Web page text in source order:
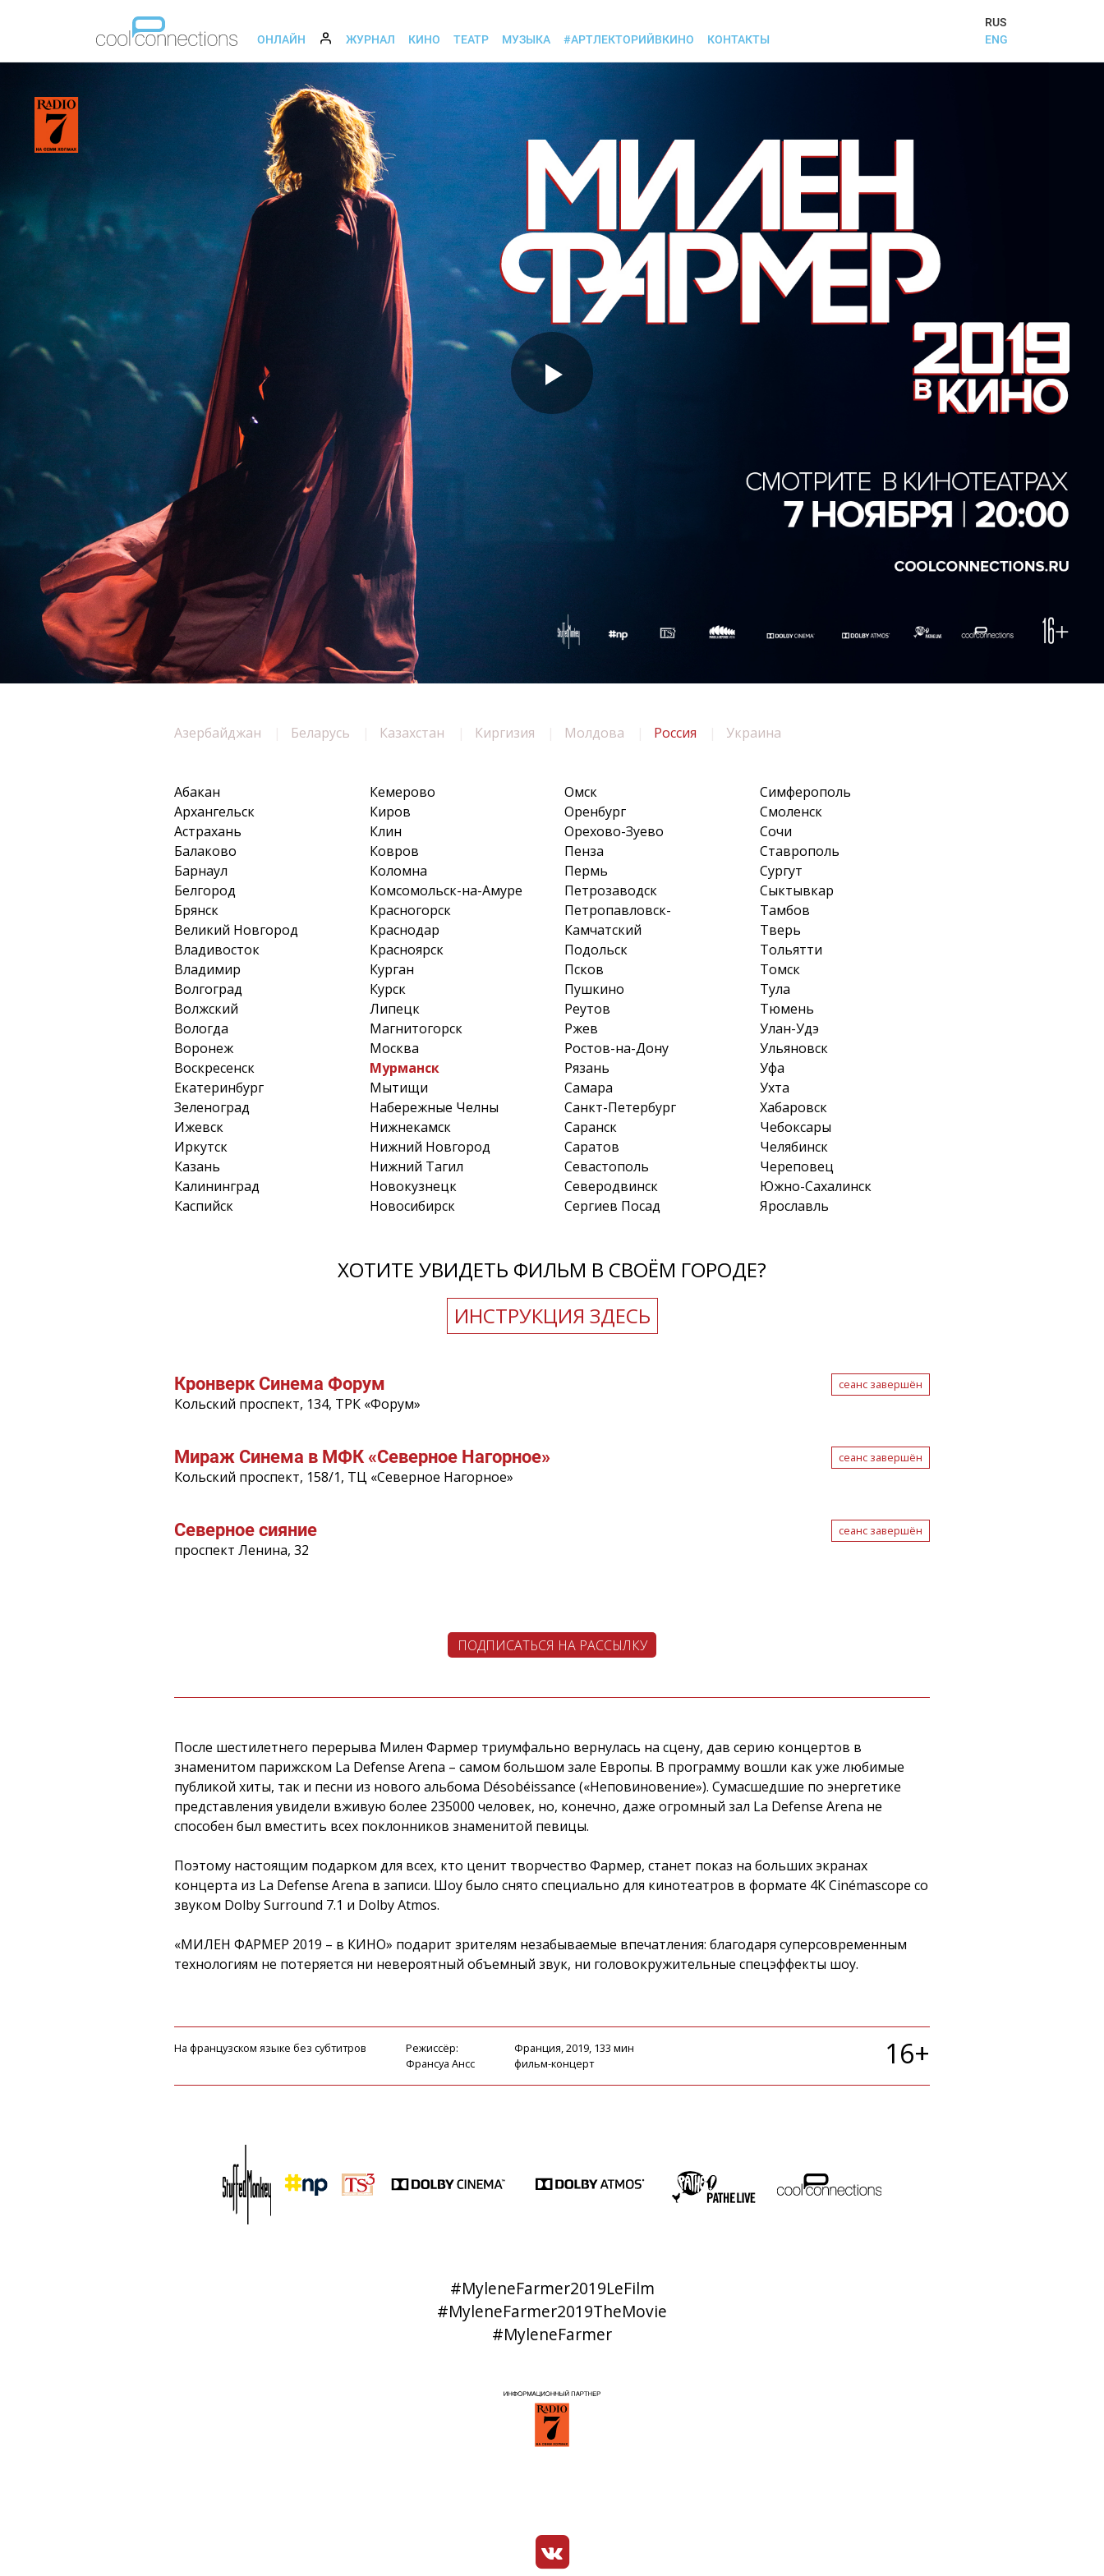
ОНЛАЙН ЖУРНАЛ КИНО ТЕАТР МУЗЫКА #АРТЛЕКТОРИЙВКИНО КОНТАКТЫ
RUS
ENG
Азербайджан Беларусь Казахстан Киргизия Молдова Россия Украина
Абакан
Архангельск
Астрахань
Балаково
Барнаул
Белгород
Брянск
Великий Новгород
Владивосток
Владимир
Волгоград
Волжский
Вологда
Воронеж
Воскресенск
Екатеринбург
Зеленоград
Ижевск
Иркутск
Казань
Калининград
Каспийск
Кемерово
Киров
Клин
Ковров
Коломна
Комсомольск-на-Амуре
Красногорск
Краснодар
Красноярск
Курган
Курск
Липецк
Магнитогорск
Москва
Мурманск
Мытищи
Набережные Челны
Нижнекамск
Нижний Новгород
Нижний Тагил
Новокузнецк
Новосибирск
Омск
Оренбург
Орехово-Зуево
Пенза
Пермь
Петрозаводск
Петропавловск-
Камчатский
Подольск
Псков
Пушкино
Реутов
Ржев
Ростов-на-Дону
Рязань
Самара
Санкт-Петербург
Саранск
Саратов
Севастополь
Северодвинск
Сергиев Посад
Симферополь
Смоленск
Сочи
Ставрополь
Сургут
Сыктывкар
Тамбов
Тверь
Тольятти
Томск
Тула
Тюмень
Улан-Удэ
Ульяновск
Уфа
Ухта
Хабаровск
Чебоксары
Челябинск
Череповец
Южно-Сахалинск
Ярославль
ХОТИТЕ УВИДЕТЬ ФИЛЬМ В СВОЁМ ГОРОДЕ?
ИНСТРУКЦИЯ ЗДЕСЬ
Кронверк Синема Форум
Кольский проспект, 134, ТРК «Форум»
сеанс завершён
Мираж Синема в МФК «Северное Нагорное»
Кольский проспект, 158/1, ТЦ «Северное Нагорное»
сеанс завершён
Северное сияние
проспект Ленина, 32
сеанс завершён
ПОДПИСАТЬСЯ НА РАССЫЛКУ
После шестилетнего перерыва Милен Фармер триумфально вернулась на сцену, дав серию концертов в
знаменитом парижском La Defense Arena – самом большом зале Европы. В программу вошли как уже любимые
публикой хиты, так и песни из нового альбома Désobéissance («Неповиновение»). Сумасшедшие по энергетике
представления увидели вживую более 235000 человек, но, конечно, даже огромный зал La Defense Arena не
способен был вместить всех поклонников знаменитой певицы.
Поэтому настоящим подарком для всех, кто ценит творчество Фармер, станет показ на больших экранах
концерта из La Defense Arena в записи. Шоу было снято специально для кинотеатров в формате 4К Cinémascope со
звуком Dolby Surround 7.1 и Dolby Atmos.
«МИЛЕН ФАРМЕР 2019 – в КИНО» подарит зрителям незабываемые впечатления: благодаря суперсовременным
технологиям не потеряется ни невероятный объемный звук, ни головокружительные спецэффекты шоу.
На французском языке без субтитров
Режиссёр:
Франсуа Ансс
Франция, 2019, 133 мин
фильм-концерт
16+
#MyleneFarmer2019LeFilm
#MyleneFarmer2019TheMovie
#MyleneFarmer